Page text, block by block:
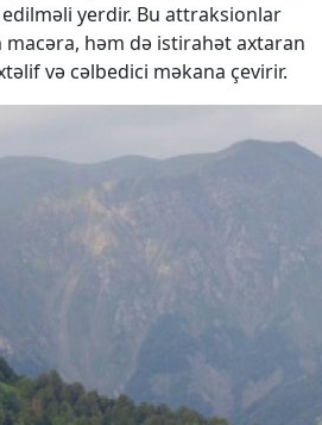
yerdir. Bu attraksionlar
həm də istirahət axtaran
və cəlbedici məkana çevirir.